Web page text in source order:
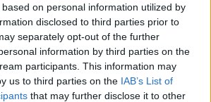
on personal information utilized by
disclosed to third parties prior to
separately opt-out of the further
information by third parties on the
participants. This information may
us to third parties on the IAB’s List of
that may further disclose it to other
i miei obiettivi personali
del club, ma sono cose
dovessi arrivare a quota 200
che avrei dato una grande
squadra”